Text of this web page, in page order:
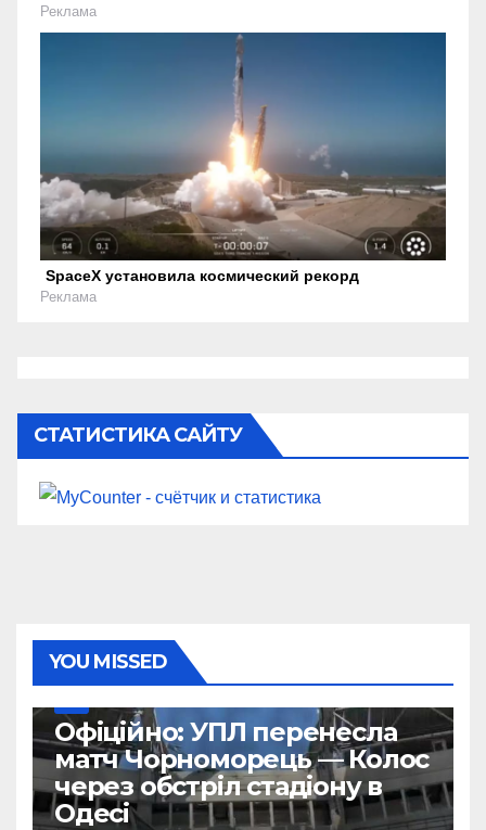
Реклама
SpaceX установила космический рекорд
Реклама
СТАТИСТИКА САЙТУ
YOU MISSED
Офіційно: УПЛ перенесла
матч Чорноморець — Колос
через обстріл стадіону в
Одесі